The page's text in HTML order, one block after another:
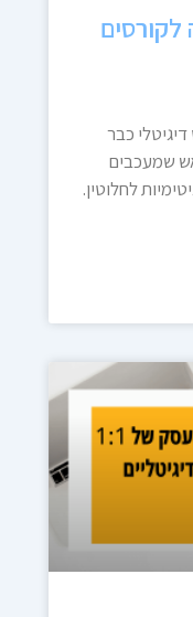
כבר
שמעכבים
לחלוטין.